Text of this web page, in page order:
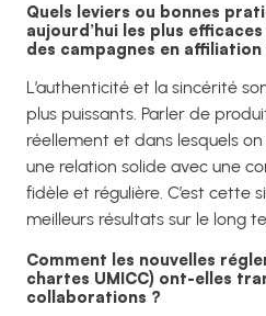
Quels leviers ou bonnes
aujourd’hui les plus
des campagnes en affiliation
L’authenticité et la sincérité
plus puissants. Parler de
réellement et dans lesquels
une relation solide avec une
fidèle et régulière. C’est cette
meilleurs résultats sur le long
Comment les nouvelles
chartes UMICC) ont-elles
collaborations ?